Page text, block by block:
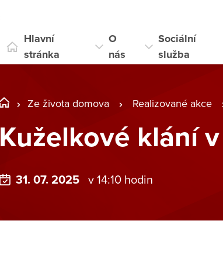
Hlavní
stránka
O
nás
Sociální
služba
Ze života domova Realizované akce
Kuželkové klání
31. 07. 2025 v 14:10 hodin